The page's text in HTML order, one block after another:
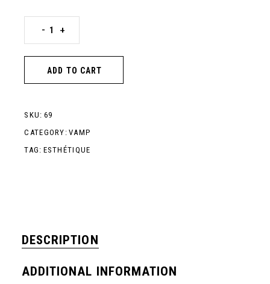
- +
ADD TO CART
SKU: 69
CATEGORY: VAMP
TAG: ESTHÉTIQUE
DESCRIPTION
ADDITIONAL INFORMATION